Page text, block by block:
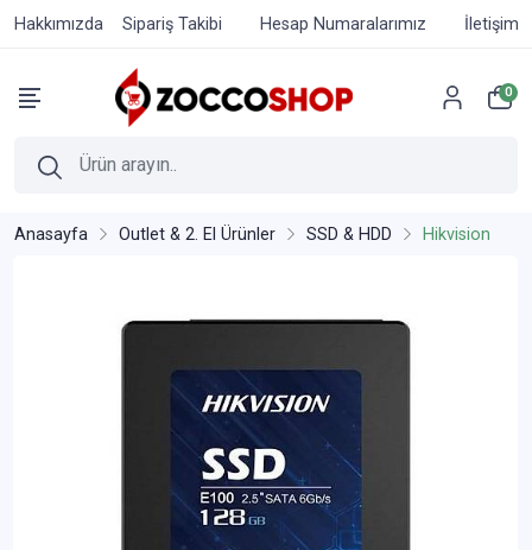
Hakkımızda Sipariş Takibi Hesap Numaralarımız İletişim
0
Anasayfa Outlet & 2. El Ürünler SSD & HDD Hikvision